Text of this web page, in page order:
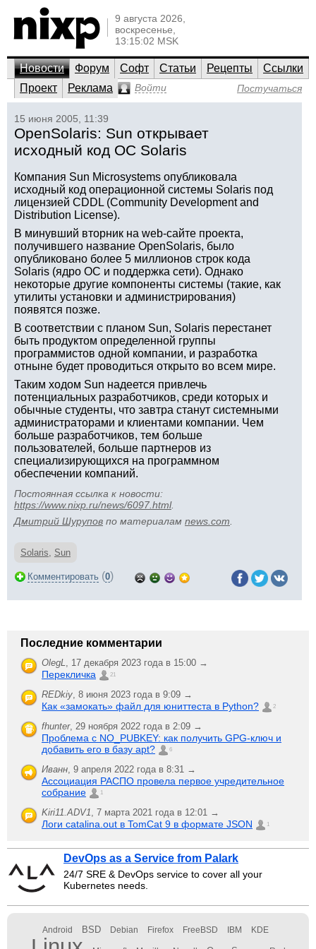
9 августа 2026,
воскресенье,
13:15:02 MSK
Новости Форум Софт Статьи Рецепты
Ссылки
Проект
Реклама Войти Постучаться
15 июня 2005, 11:39
OpenSolaris: Sun открывает
исходный код ОС Solaris
Компания Sun Microsystems опубликовала
исходный код операционной системы Solaris под
лицензией CDDL (Community Development and
Distribution License).
В минувший вторник на web-сайте проекта,
получившего название OpenSolaris, было
опубликовано более 5 миллионов строк кода
Solaris (ядро ОС и поддержка сети). Однако
некоторые другие компоненты системы (такие, как
утилиты установки и администрирования)
появятся позже.
В соответствии с планом Sun, Solaris перестанет
быть продуктом определенной группы
программистов одной компании, и разработка
отныне будет проводиться открыто во всем мире.
Таким ходом Sun надеется привлечь
потенциальных разработчиков, среди которых и
обычные студенты, что завтра станут системными
администраторами и клиентами компании. Чем
больше разработчиков, тем больше
пользователей, больше партнеров из
специализирующихся на программном
обеспечении компаний.
Постоянная ссылка к новости:
https://www.nixp.ru/news/6097.html.
Дмитрий Шурупов по материалам news.com
Solaris, Sun
Комментировать (0)
Последние комментарии
OlegL, 17 декабря 2023 года в 15:00 →
Перекличка 21
REDkiy, 8 июня 2023 года в 9:09 →
Как «замокать» файл для юниттеста в Python? 2
fhunter, 29 ноября 2022 года в 2:09 →
Проблема с NO_PUBKEY: как получить GPG-ключ и
добавить его в базу apt?
6
Иванн, 9 апреля 2022 года в 8:31 →
Ассоциация РАСПО провела первое учредительное
собрание
1
Kiri11.ADV1, 7 марта 2021 года в 12:01 →
Логи catalina.out в TomCat 9 в формате JSON 1
DevOps as a Service from Palark
24/7 SRE & DevOps service to cover all your
Kubernetes needs.
Android BSD Debian Firefox FreeBSD IBM KDE